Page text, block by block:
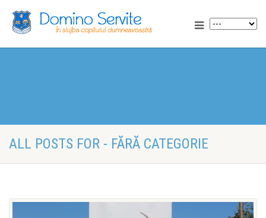
ALL POSTS FOR - FĂRĂ CATEGORIE